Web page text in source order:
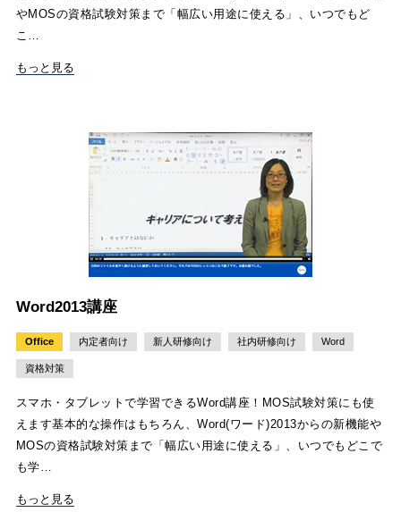
やMOSの資格試験対策まで「幅広い用途に使える」、いつでもど
こ…
もっと見る
Word2013講座
Office 内定者向け 新人研修向け 社内研修向け Word
資格対策
スマホ・タブレットで学習できるWord講座！MOS試験対策にも使
えます基本的な操作はもちろん、Word(ワード)2013からの新機能や
MOSの資格試験対策まで「幅広い用途に使える」、いつでもどこで
も学…
もっと見る